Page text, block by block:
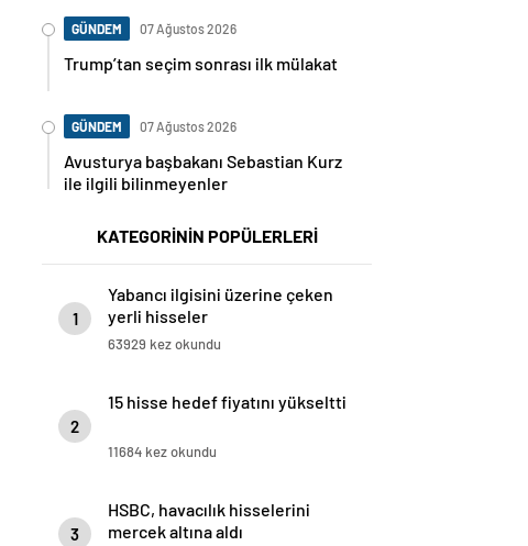
GÜNDEM 07 Ağustos 2026
Trump’tan seçim sonrası ilk mülakat
GÜNDEM 07 Ağustos 2026
Avusturya başbakanı Sebastian Kurz
ile ilgili bilinmeyenler
KATEGORİNİN POPÜLERLERİ
1
Yabancı ilgisini üzerine çeken
yerli hisseler
63929 kez okundu
2
15 hisse hedef fiyatını yükseltti
11684 kez okundu
3
HSBC, havacılık hisselerini
mercek altına aldı